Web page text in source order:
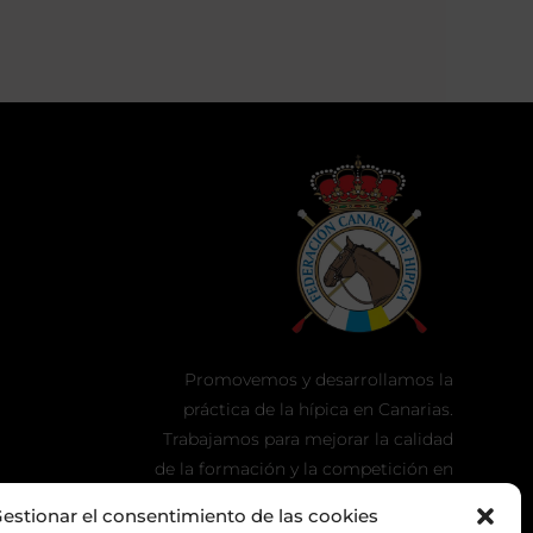
el consentimiento de las cookies
Promovemos y desarrollamos la
práctica de la hípica en Canarias.
Trabajamos para mejorar la calidad
de la formación y la competición en